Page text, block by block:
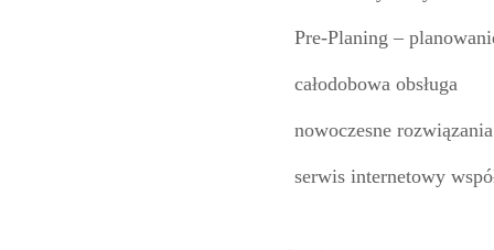
Pre-Planing –
całodobowa obsługa
nowoczesne
serwis internetowy